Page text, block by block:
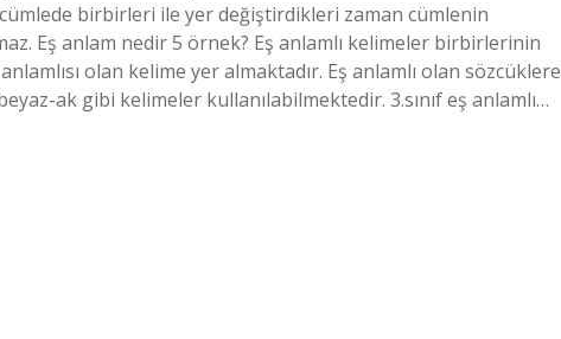
birbirleri ile yer değiştirdikleri zaman cümlenin
Eş anlam nedir 5 örnek? Eş anlamlı kelimeler birbirlerinin
olan kelime yer almaktadır. Eş anlamlı olan sözcüklere
ak gibi kelimeler kullanılabilmektedir. 3.sınıf eş anlamlı…